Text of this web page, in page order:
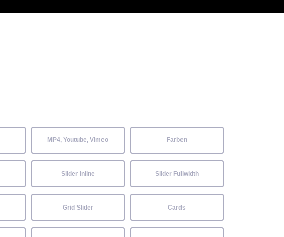
MP4, Youtube, Vimeo Farben
Slider Inline Slider Fullwidth
Grid Slider Cards